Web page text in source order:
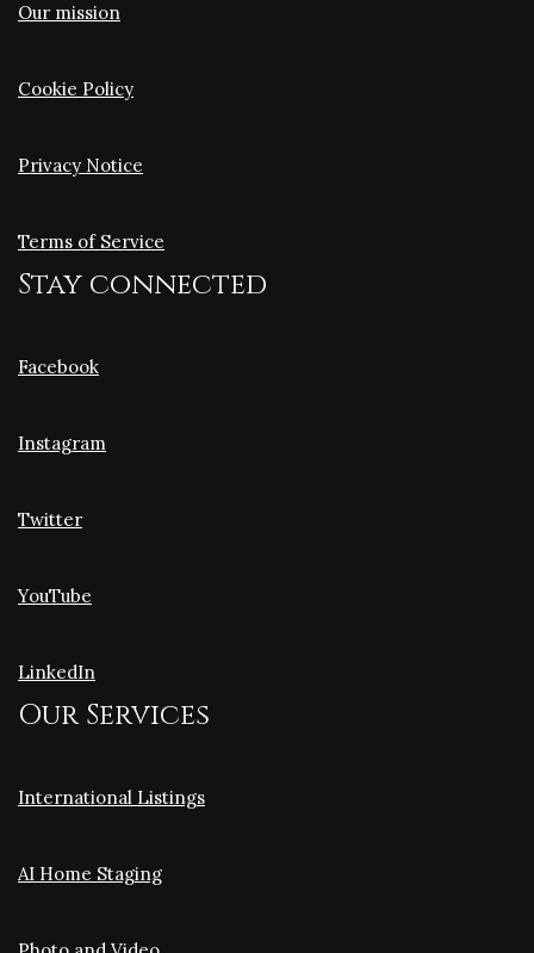
Our mission
Cookie Policy
Privacy Notice
Terms of Service
Stay connected
Facebook
Instagram
Twitter
YouTube
LinkedIn
Our Services
International Listings
AI Home Staging